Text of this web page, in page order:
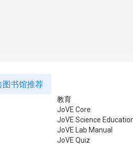
图书馆推荐
教育
JoVE Core
JoVE Science
JoVE Lab Manual
JoVE Quiz